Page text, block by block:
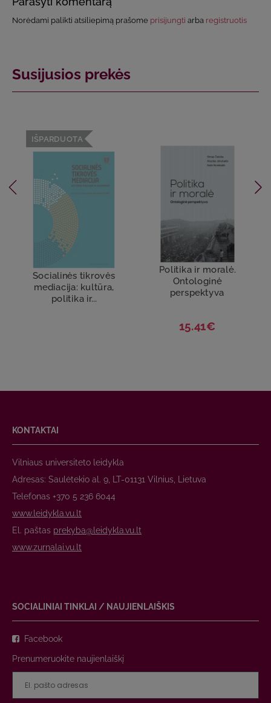
Norėdami palikti atsiliepimą prašome prisijungti arba registruotis
Susijusios prekės
IŠPARDUOTA
Socialinės tikrovės
mediacija: kultūra,
politika ir...
Politika ir moralė.
Ontologinė
perspektyva
15.41€
KONTAKTAI
Vilniaus universiteto leidykla
Adresas: Saulėtekio al. 9, LT-01131 Vilnius, Lietuva
Telefonas +370 5 236 6044
www.leidykla.vu.lt
El. paštas prekyba@leidykla.vu.lt
www.zurnalai.vu.lt
SOCIALINIAI TINKLAI / NAUJIENLAIŠKIS
Facebook
Prenumeruokite naujienlaiškį